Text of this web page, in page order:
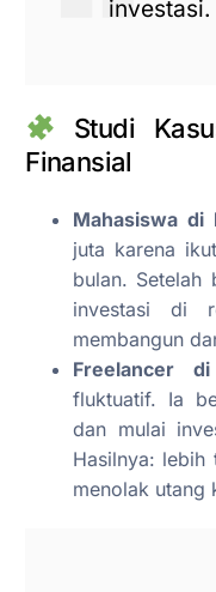
investasi.
Studi
Finansial
Mahasiswa di
juta karena
bulan. Setelah
investasi di
membangun
Freelancer
fluktuatif. Ia
dan mulai
Hasilnya: lebih
menolak utang